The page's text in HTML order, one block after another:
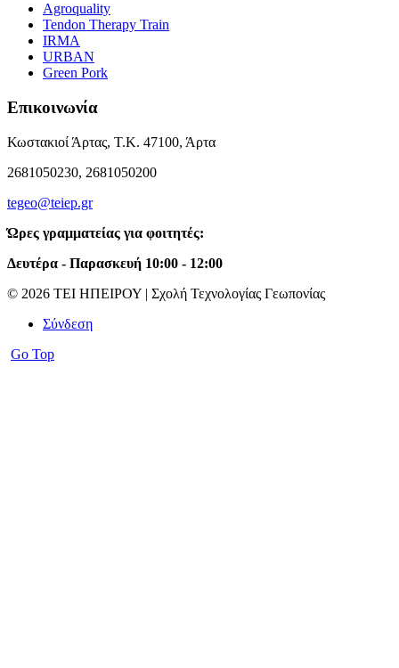
Agroquality
Tendon Therapy Train
IRMA
URBAN
Green Pork
Επικοινωνία
Κωστακιοί Άρτας, Τ.Κ. 47100, Άρτα
2681050230, 2681050200
tegeo@teiep.gr
Ώρες γραμματείας για φοιτητές:
Δευτέρα - Παρασκευή 10:00 - 12:00
© 2026 ΤΕΙ ΗΠΕΙΡΟΥ | Σχολή Τεχνολογίας Γεωπονίας
Σύνδεση
Go Top